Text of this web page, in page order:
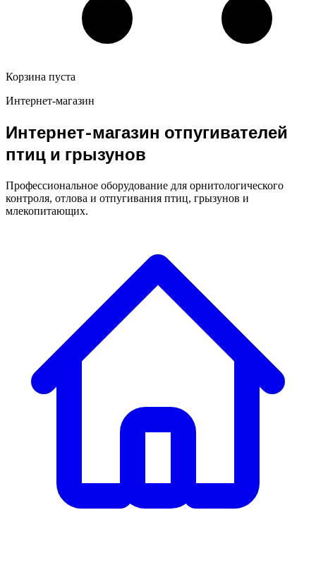
Корзина пуста
Интернет-магазин
Интернет-магазин отпугивателей
птиц и грызунов
Профессиональное оборудование для орнитологического
контроля, отлова и отпугивания птиц, грызунов и
млекопитающих.